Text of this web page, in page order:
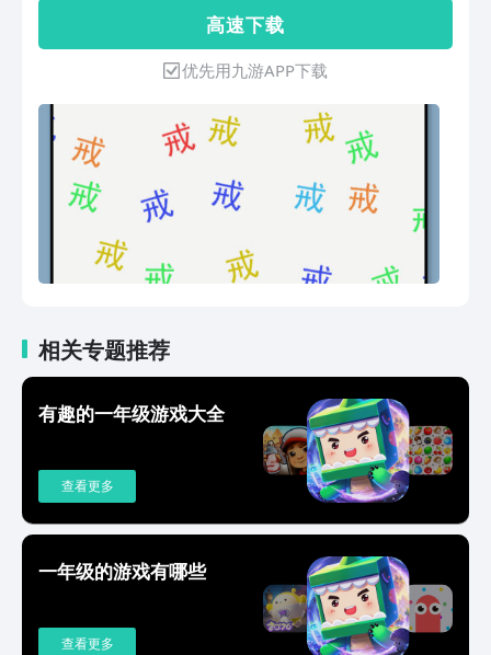
高 速 下 载
优先用九游APP下载
相关专题推荐
有趣的一年级游戏大全
查看更多
一年级的游戏有哪些
查看更多